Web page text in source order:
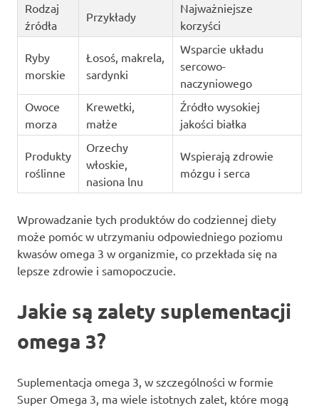
Rodzaj
źródła
Przykłady
Najważniejsze
korzyści
Ryby
morskie
Łosoś, makrela,
sardynki
Wsparcie układu
sercowo-
naczyniowego
Owoce
morza
Krewetki,
małże
Źródło wysokiej
jakości białka
Produkty
roślinne
Orzechy
włoskie,
nasiona lnu
Wspierają zdrowie
mózgu i serca
Wprowadzanie tych produktów do codziennej diety
może pomóc w utrzymaniu odpowiedniego poziomu
kwasów omega 3 w organizmie, co przekłada się na
lepsze zdrowie i samopoczucie.
Jakie są zalety suplementacji
omega 3?
Suplementacja omega 3, w szczególności w formie
Super Omega 3, ma wiele istotnych zalet, które mogą